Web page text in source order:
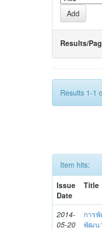
Results/
Results 1-1
Item hits:
Issue
Date
Title
2014-
05-20
การ
พัฒน